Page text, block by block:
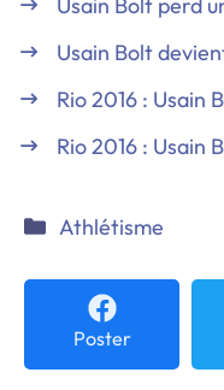
Usain Bolt
Rio 2016 : Usain
Rio 2016 : Usain
Catégories
Athlétisme
Poster